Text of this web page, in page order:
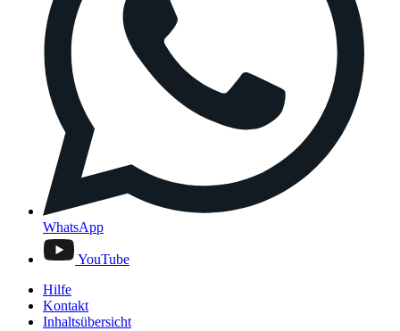
WhatsApp
YouTube
Hilfe
Kontakt
Inhaltsübersicht